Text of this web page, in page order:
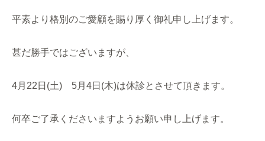
平素より格別のご愛顧を賜り厚く御礼申し上げます。
甚だ勝手ではございますが、
4月22日(土) 5月4日(木)は休診とさせて頂きます。
何卒ご了承くださいますようお願い申し上げます。